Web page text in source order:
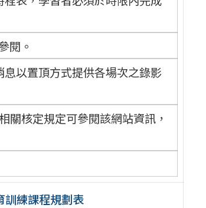
閱。
以置頂方式提供各場次之錄影
關核定規定可參閱該網站資訊，
訓練課程規劃表